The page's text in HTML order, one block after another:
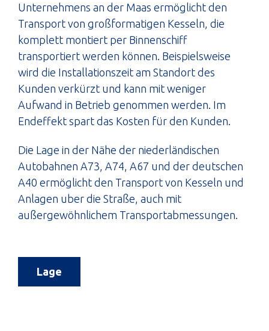
Unternehmens an der Maas ermöglicht den
Transport von großformatigen Kesseln, die
komplett montiert per Binnenschiff
transportiert werden können. Beispielsweise
wird die Installationszeit am Standort des
Kunden verkürzt und kann mit weniger
Aufwand in Betrieb genommen werden. Im
Endeffekt spart das Kosten für den Kunden.
Die Lage in der Nähe der niederländischen
Autobahnen A73, A74, A67 und der deutschen
A40 ermöglicht den Transport von Kesseln und
Anlagen uber die Straße, auch mit
außergewöhnlichem Transportabmessungen.
Lage